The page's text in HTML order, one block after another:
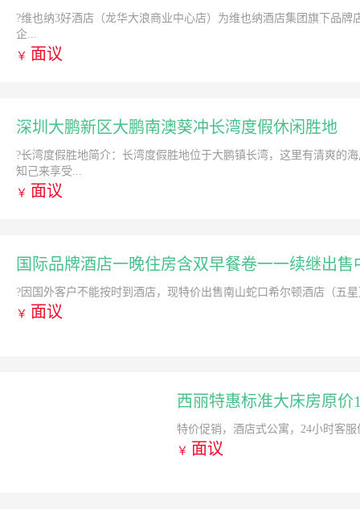
?维也纳3好酒店（龙华大浪商业中心店）为维也纳酒店集团旗下品
企...
￥ 面议
深圳大鹏新区大鹏南澳葵冲长湾度假休闲胜地
?长湾度假胜地简介：长湾度假胜地位于大鹏镇长湾，这里有清爽的
知己来享受...
￥ 面议
国际品牌酒店一晚住房含双早餐卷一一续继出售
?因国外客户不能按时到酒店，现特价出售南山蛇口希尔顿酒店（五
￥ 面议
西丽特惠标准大床房原价
特价促销，酒店式公寓，24小时客服
￥ 面议